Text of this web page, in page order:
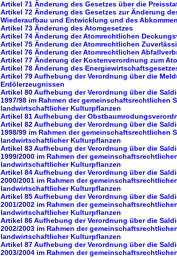
Artikel 71 Änderung des Gesetzes über die
Artikel 72 Änderung des Gesetzes zur Änderung
Wiederaufbau und Entwicklung und des
Artikel 73 Änderung des Atomgesetzes
Artikel 74 Änderung der Atomrechtlichen
Artikel 75 Änderung der Atomrechtlichen
Artikel 76 Änderung der Atomrechtlichen
Artikel 77 Änderung der Kostenverordnung zum
Artikel 78 Änderung des
Artikel 79 Aufhebung der Verordnung über die
Erdölerzeugnissen
Artikel 80 Aufhebung der Verordnung über die
1997/98 im Rahmen der gemeinschaftsrechtlichen
landwirtschaftlicher Kulturpflanzen
Artikel 81 Aufhebung der
Artikel 82 Aufhebung der Verordnung über die
1998/99 im Rahmen der gemeinschaftsrechtlichen
landwirtschaftlicher Kulturpflanzen
Artikel 83 Aufhebung der Verordnung über die
1999/2000 im Rahmen der
landwirtschaftlicher Kulturpflanzen
Artikel 84 Aufhebung der Verordnung über die
2000/2001 im Rahmen der
landwirtschaftlicher Kulturpflanzen
Artikel 85 Aufhebung der Verordnung über die
2001/2002 im Rahmen der
landwirtschaftlicher Kulturpflanzen
Artikel 86 Aufhebung der Verordnung über die
2002/2003 im Rahmen der
landwirtschaftlicher Kulturpflanzen
Artikel 87 Aufhebung der Verordnung über die
2003/2004 im Rahmen der